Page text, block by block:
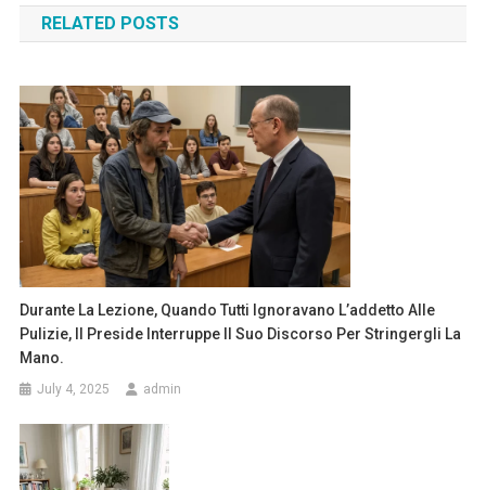
RELATED POSTS
Durante La Lezione, Quando Tutti Ignoravano L’addetto Alle
Pulizie, Il Preside Interruppe Il Suo Discorso Per Stringergli La
Mano.
July 4, 2025 admin